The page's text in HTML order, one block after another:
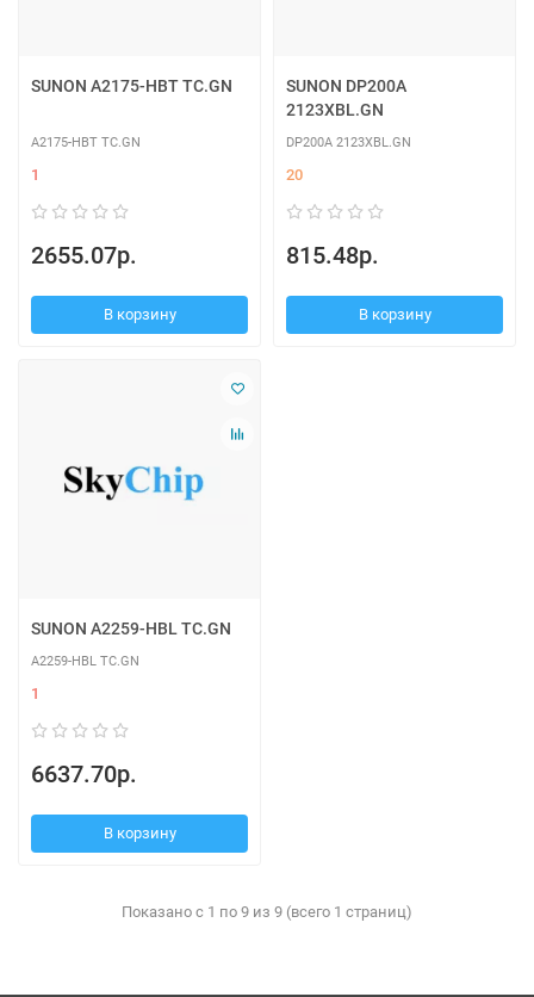
SUNON A2175-HBT TC.GN
A2175-HBT TC.GN
1
2655.07р.
В корзину
SUNON DP200A
2123XBL.GN
DP200A 2123XBL.GN
20
815.48р.
В корзину
SUNON A2259-HBL TC.GN
A2259-HBL TC.GN
1
6637.70р.
В корзину
Показано с 1 по 9 из 9 (всего 1 страниц)